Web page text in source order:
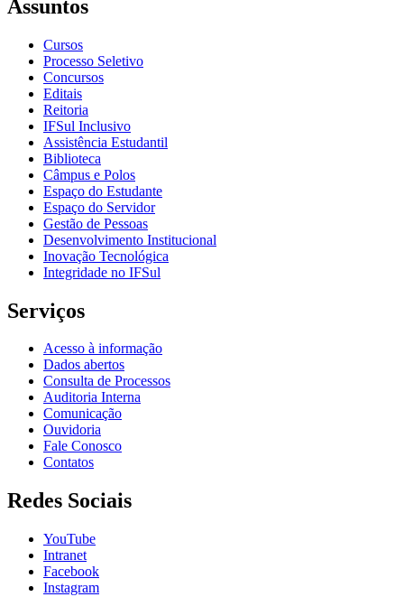
Assuntos
Cursos
Processo Seletivo
Concursos
Editais
Reitoria
IFSul Inclusivo
Assistência Estudantil
Biblioteca
Câmpus e Polos
Espaço do Estudante
Espaço do Servidor
Gestão de Pessoas
Desenvolvimento Institucional
Inovação Tecnológica
Integridade no IFSul
Serviços
Acesso à informação
Dados abertos
Consulta de Processos
Auditoria Interna
Comunicação
Ouvidoria
Fale Conosco
Contatos
Redes Sociais
YouTube
Intranet
Facebook
Instagram